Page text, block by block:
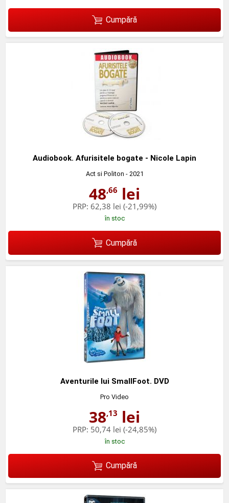
Cumpără
Audiobook. Afurisitele bogate - Nicole Lapin
Act si Politon - 2021
48,66 lei
PRP: 62,38 lei (-21,99%)
în stoc
Cumpără
Aventurile lui SmallFoot. DVD
Pro Video
38,13 lei
PRP: 50,74 lei (-24,85%)
în stoc
Cumpără